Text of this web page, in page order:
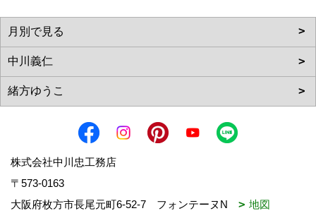
株式会社中川忠工務店
〒573-0163
大阪府枚方市長尾元町6-52-7 フォンテーヌN
地図